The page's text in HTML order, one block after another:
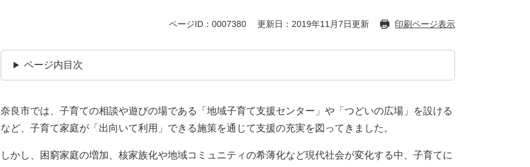
ページID：0007380 更新日：2019年11月7日更新 印刷ページ表示
ページ内目次
奈良市では、子育ての相談や遊びの場である「地域子育て支援センター」や「つどいの広場」を設ける
など、子育て家庭が「出向いて利用」できる施策を通じて支援の充実を図ってきました。
しかし、困窮家庭の増加、核家族化や地域コミュニティの希薄化など現代社会が変化する中、子育てに